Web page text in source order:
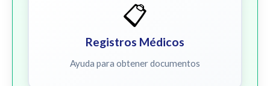
📋
Registros Médicos
Ayuda para obtener documentos